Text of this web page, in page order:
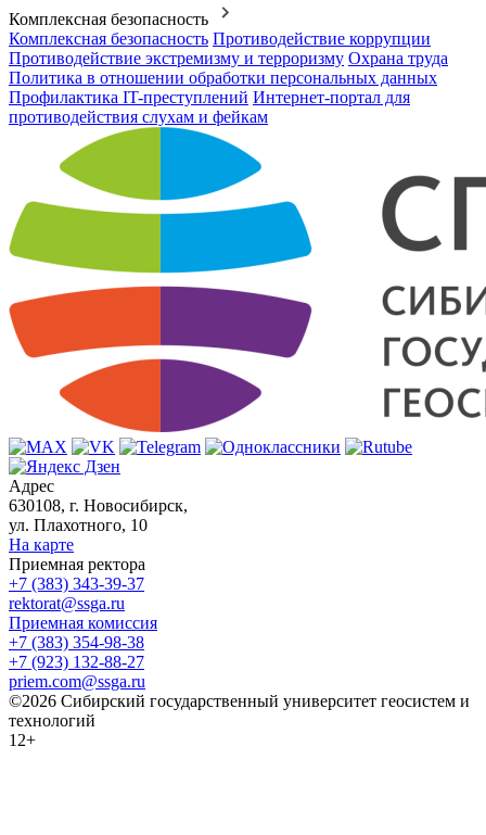
Комплексная безопасность
Комплексная безопасность Противодействие коррупции
Противодействие экстремизму и терроризму Охрана труда
Политика в отношении обработки персональных данных
Профилактика IT-преступлений Интернет-портал для
противодействия слухам и фейкам
Адрес
630108, г. Новосибирск,
ул. Плахотного, 10
На карте
Приемная ректора
+7 (383) 343-39-37
rektorat@ssga.ru
Приемная комиссия
+7 (383) 354-98-38
+7 (923) 132-88-27
priem.com@ssga.ru
©2026 Сибирский государственный университет геосистем и
технологий
12+